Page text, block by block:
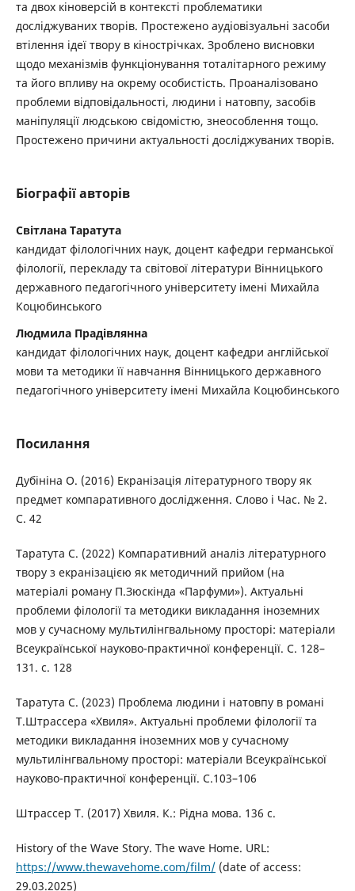
та двох кіноверсій в контексті проблематики
досліджуваних творів. Простежено аудіовізуальні засоби
втілення ідеї твору в кінострічках. Зроблено висновки
щодо механізмів функціонування тоталітарного режиму
та його впливу на окрему особистість. Проаналізовано
проблеми відповідальності, людини і натовпу, засобів
маніпуляції людською свідомістю, знеособлення тощо.
Простежено причини актуальності досліджуваних творів.
Біографії авторів
Світлана Таратута
кандидат філологічних наук, доцент кафедри германської
філології, перекладу та світової літератури Вінницького
державного педагогічного університету імені Михайла
Коцюбинського
Людмила Прадівлянна
кандидат філологічних наук, доцент кафедри англійської
мови та методики її навчання Вінницького державного
педагогічного університету імені Михайла Коцюбинського
Посилання
Дубініна О. (2016) Екранізація літературного твору як
предмет компаративного дослідження. Слово і Час. № 2.
С. 42
Таратута С. (2022) Компаративний аналіз літературного
твору з екранізацією як методичний прийом (на
матеріалі роману П.Зюскінда «Парфуми»). Актуальні
проблеми філології та методики викладання іноземних
мов у сучасному мультилінгвальному просторі: матеріали
Всеукраїнської науково-практичної конференції. С. 128–
131. с. 128
Таратута С. (2023) Проблема людини і натовпу в романі
Т.Штрассера «Хвиля». Актуальні проблеми філології та
методики викладання іноземних мов у сучасному
мультилінгвальному просторі: матеріали Всеукраїнської
науково-практичної конференції. С.103–106
Штрассер Т. (2017) Хвиля. К.: Рідна мова. 136 с.
History of the Wave Story. The wave Home. URL:
https://www.thewavehome.com/film/(date of access:
29.03.2025)